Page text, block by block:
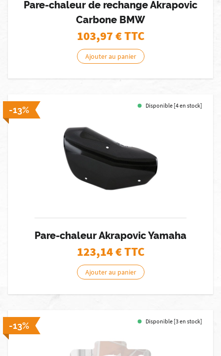
Pare-chaleur de rechange Akrapovic
Carbone BMW
103,97€ TTC
Ajouter au panier
-13% Disponible [4 en stock]
Pare-chaleur Akrapovic Yamaha
123,14€ TTC
Ajouter au panier
-13% Disponible [3 en stock]